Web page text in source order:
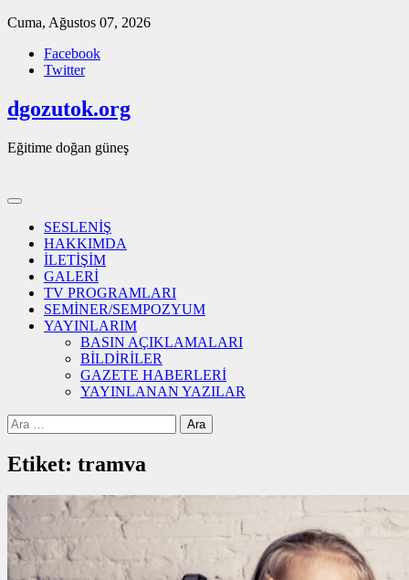
Skip
content
Cuma, Ağustos 07, 2026
Facebook
Twitter
dgozutok.org
Eğitime doğan güneş
SESLENİŞ
HAKKIMDA
İLETİŞİM
GALERİ
TV PROGRAMLARI
SEMİNER/SEMPOZYUM
YAYINLARIM
BASIN AÇIKLAMALARI
BİLDİRİLER
GAZETE HABERLERİ
YAYINLANAN YAZILAR
Arama:
Etiket: tramva